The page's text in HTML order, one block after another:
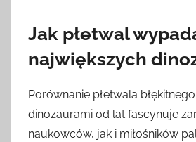
Jak płetwal
największych
Porównanie płetwala
dinozaurami od lat fascynuje
naukowców, jak i miłośników